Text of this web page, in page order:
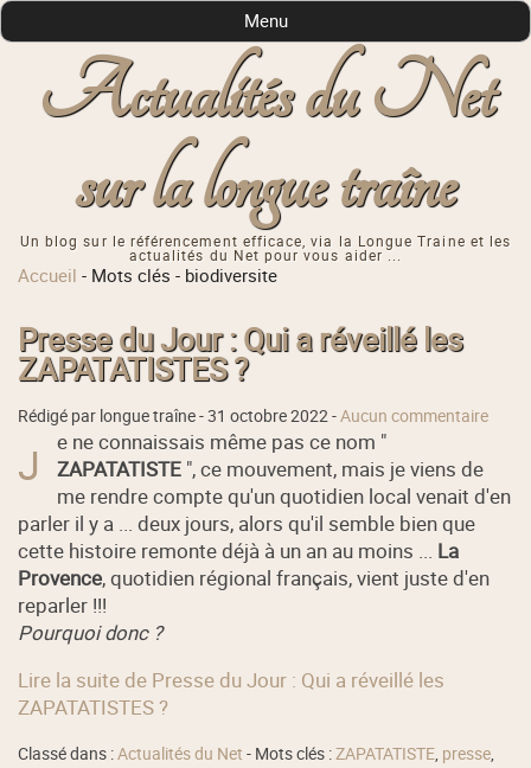
Actualités du Net
sur la longue traîne
Un blog sur le référencement efficace, via la Longue Traine et les
actualités du Net pour vous aider ...
Menu
Accueil - Mots clés - biodiversite
Presse du Jour : Qui a réveillé les
ZAPATATISTES ?
Rédigé par longue traîne -31 octobre 2022-Aucun commentaire
J
e ne connaissais même pas ce nom "
ZAPATATISTE ", ce mouvement, mais je viens de
me rendre compte qu'un quotidien local venait d'en
parler il y a ... deux jours, alors qu'il semble bien que
cette histoire remonte déjà à un an au moins ... La
Provence,quotidien régional français, vient juste d'en
reparler !!!
Pourquoi donc ?
Lire la suite de Presse du Jour : Qui a réveillé les
ZAPATATISTES ?
Classé dans :Actualités du Net - Mots clés :ZAPATATISTE, presse,